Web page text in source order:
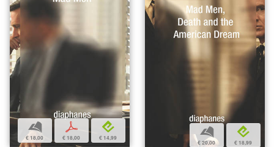
b
€ 18,00
p
€ 18,00
e
€ 14,99 b
€ 20,00
e
€ 18,99